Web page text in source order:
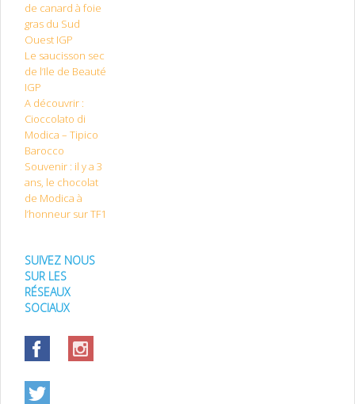
de canard à foie
gras du Sud
Ouest IGP
Le saucisson sec
de l’Ile de Beauté
IGP
A découvrir :
Cioccolato di
Modica – Tipico
Barocco
Souvenir : il y a 3
ans, le chocolat
de Modica à
l’honneur sur TF1
SUIVEZ NOUS
SUR LES
RÉSEAUX
SOCIAUX